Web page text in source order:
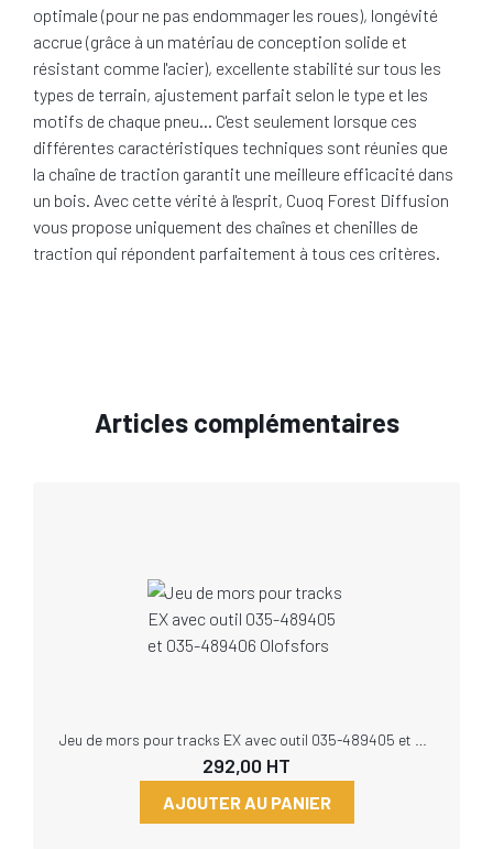
optimale (pour ne pas endommager les roues), longévité
accrue (grâce à un matériau de conception solide et
résistant comme l'acier), excellente stabilité sur tous les
types de terrain, ajustement parfait selon le type et les
motifs de chaque pneu… C'est seulement lorsque ces
différentes caractéristiques techniques sont réunies que
la chaîne de traction garantit une meilleure efficacité dans
un bois. Avec cette vérité à l'esprit, Cuoq Forest Diffusion
vous propose uniquement des chaînes et chenilles de
traction qui répondent parfaitement à tous ces critères.
Articles complémentaires
292,00 HT
AJOUTER AU PANIER